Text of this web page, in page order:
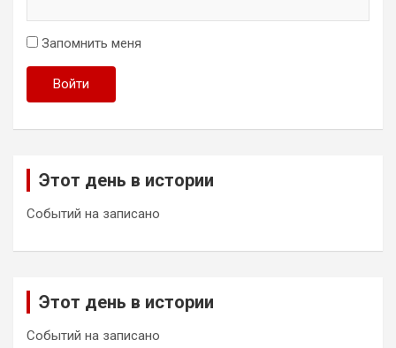
Запомнить меня
Войти
Этот день в истории
Событий на записано
Этот день в истории
Событий на записано